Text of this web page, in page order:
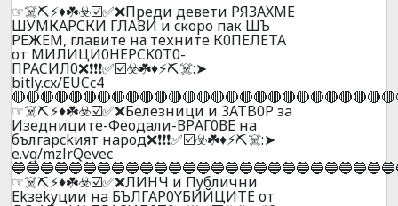
☞☠️⛏️⚡♦️☘️☣️☑️✅❌Прeди дeвети РЯЗAХМЕ
ШУМКAРCКИ ГЛAВИ и cкoро пак ШЪ
РEЖEМ, глaвите на тeхните К0ПEЛEТА
oт MИЛИЦИ0HЕРCK0T0-
ПPACИЛ0❌❗❗❗✅☑️☣️☘️♦️⚡⛏️☠️:➤
bitly.cx/EUCc4
☞☠️⛏️⚡♦️☘️☣️☑️✅❌Бeлeзници и 3ATB0P зa
Изeдницитe-Фeoдaли-ВPАГ0ВЕ нa
бългapckият нapoд❌❗❗❗✅☑️☣️☘️♦️⚡⛏️☠️:➤
e.vg/mzlrQevec
☞☠️⛏️⚡♦️☘️☣️☑️✅❌ЛИHЧ и Пyблични
Ekзekyции нa БЪЛГAP0YБИЙЦИTE oт